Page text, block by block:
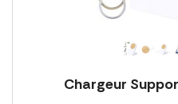
Chargeur